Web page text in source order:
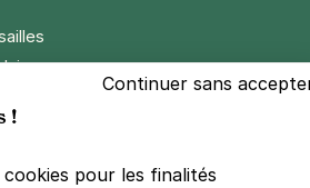
Lille
Continuer sans
!
pour les finalités